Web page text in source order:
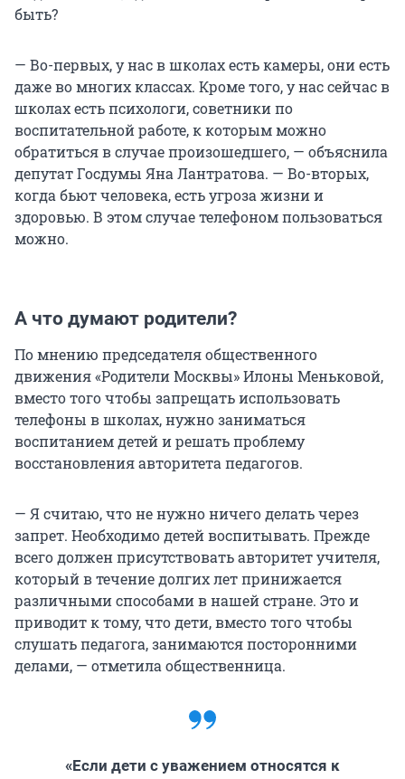
быть?
— Во-первых, у нас в школах есть камеры, они есть
даже во многих классах. Кроме того, у нас сейчас в
школах есть психологи, советники по
воспитательной работе, к которым можно
обратиться в случае произошедшего, — объяснила
депутат Госдумы Яна Лантратова. — Во-вторых,
когда бьют человека, есть угроза жизни и
здоровью. В этом случае телефоном пользоваться
можно.
А что думают родители?
По мнению председателя общественного
движения «Родители Москвы» Илоны Меньковой,
вместо того чтобы запрещать использовать
телефоны в школах, нужно заниматься
воспитанием детей и решать проблему
восстановления авторитета педагогов.
— Я считаю, что не нужно ничего делать через
запрет. Необходимо детей воспитывать. Прежде
всего должен присутствовать авторитет учителя,
который в течение долгих лет принижается
различными способами в нашей стране. Это и
приводит к тому, что дети, вместо того чтобы
слушать педагога, занимаются посторонними
делами, — отметила общественница.
«Если дети с уважением относятся к